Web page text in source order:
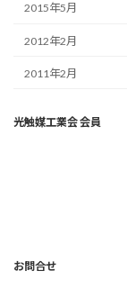
2015年5月
2012年2月
2011年2月
光触媒工業会 会員
お問合せ